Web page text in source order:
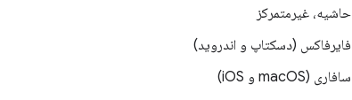
حاشیه، غیرمتمرکز
فایرفاکس (دسکتاپ و اندروید)
سافاری (macOS و iOS)